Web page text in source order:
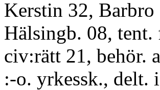
Kerstin 32,
Hälsingb. 08,
civ:rätt 21, behör.
:-o. yrkessk., delt.